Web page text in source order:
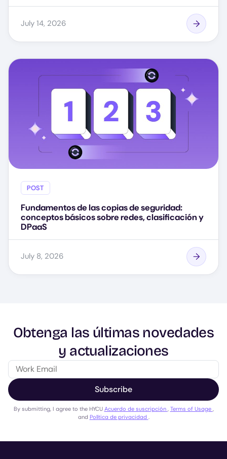
July 14, 2026
POST
Fundamentos de las copias de seguridad:
conceptos básicos sobre redes, clasificación y
DPaaS
July 8, 2026
Obtenga las últimas novedades
y actualizaciones
Subscribe
By submitting, I agree to the HYCU Acuerdo de suscripción , Terms of Usage ,
and Política de privacidad .